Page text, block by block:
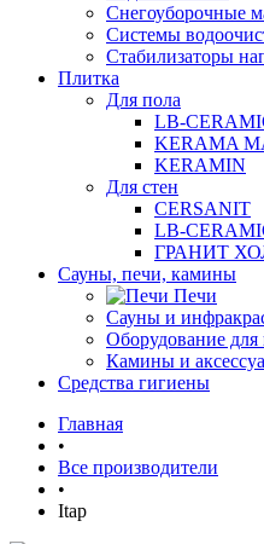
Снегоуборочные
Системы
Стабилизаторы
Плитка
Для пола
LB-
KERAMA
KERAMIN
Для стен
CERSANIT
LB-
ГРАНИТ
Сауны, печи, камины
Печи
Сауны и
Оборудование
Камины и
Средства гигиены
Главная
•
Все производители
•
Itap